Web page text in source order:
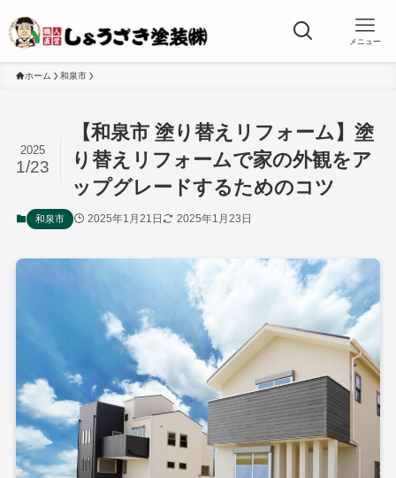
メニュー
ホーム 和泉市
【和泉市 塗り替えリフォーム】塗
り替えリフォームで家の外観をア
ップグレードするためのコツ
2025
1/23
和泉市 2025年1月21日 2025年1月23日